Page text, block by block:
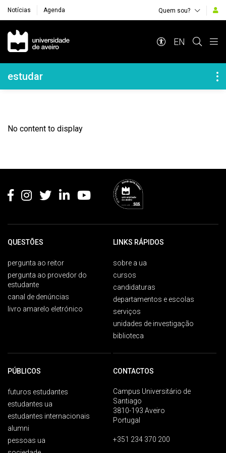
Notícias Agenda Quem sou?
Navegação Principal
EN
Navegação Lateral
estudar
No content to display
QUESTÕES
pergunta ao reitor
pergunta ao provedor do
estudante
canal de denúncias
livro amarelo eletrónico
LINKS RÁPIDOS
sobre a ua
cursos
candidaturas
departamentos e escolas
serviços
unidades de investigação
biblioteca
PÚBLICOS
futuros estudantes
estudantes ua
estudantes internacionais
alumni
pessoas ua
CONTACTOS
Campus Universitário de
Santiago
3810-193 Aveiro
Portugal
+351 234 370 200